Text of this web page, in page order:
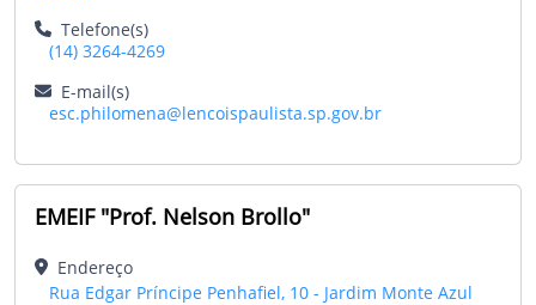
Telefone(s)
(14) 3264-4269
E-mail(s)
esc.philomena@lencoispaulista.sp.gov.br
EMEIF "Prof. Nelson Brollo"
Endereço
Rua Edgar Príncipe Penhafiel, 10 - Jardim Monte Azul